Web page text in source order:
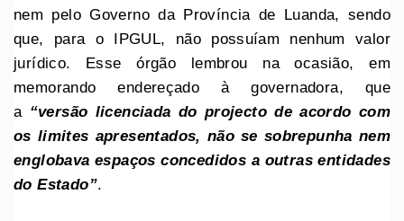
nem pelo Governo da Província de Luanda, sendo
que, para o IPGUL, não possuíam nenhum valor
jurídico. Esse órgão lembrou na ocasião, em
memorando endereçado à governadora, que
a “versão licenciada do projecto de acordo com
os limites apresentados, não se sobrepunha nem
englobava espaços concedidos a outras entidades
do Estado”.